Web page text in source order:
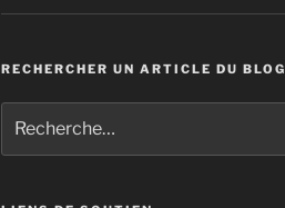
RECHERCHER UN ARTICLE DU BLOG
pour
: